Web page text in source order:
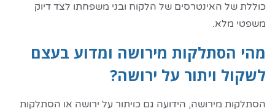
כוללת של האינטרסים של הלקוח ובני משפחתו לצד דיוק
משפטי מלא.
מהי הסתלקות מירושה ומדוע בעצם
לשקול ויתור על ירושה?
הסתלקות מירושה, הידועה גם כויתור על ירושה או הסתלקות